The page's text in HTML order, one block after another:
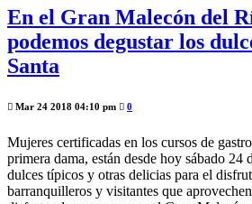
En el Gran Malecón del
podemos degustar los
Santa
Mar 24 2018 04:10 pm 0
Mujeres certificadas en los cursos de
primera dama, están desde hoy sábado 24
dulces típicos y otras delicias para el
barranquilleros y visitantes que